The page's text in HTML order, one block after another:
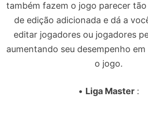
também fazem o jogo parecer
de edição adicionada e dá a
editar jogadores ou jogadores
aumentando seu desempenho
o jogo.
• Liga Master: